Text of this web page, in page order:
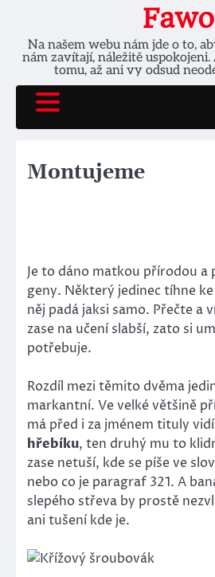
content
Fawo
Na našem webu nám jde o to,
nám zavítají, náležitě
tomu, až ani vy odsud
Montujeme
Je to dáno matkou přírodou a
geny. Některý jedinec tíhne
něj padá jaksi samo. Přečte a
zase na učení slabší, zato si
potřebuje.
Rozdíl mezi těmito dvěma
markantní. Ve velké většině
má před i za jménem tituly
hřebíku, ten druhý mu to
zase netuší, kde se píše ve
nebo co je paragraf 321. A
slepého střeva by prostě
ani tušení kde je.